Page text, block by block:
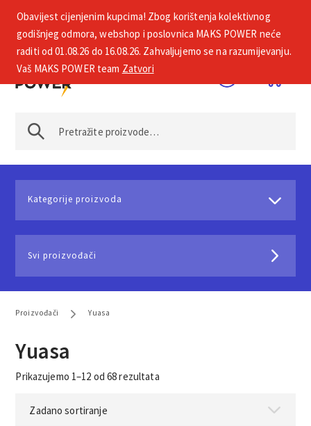
+385 1 2002 575
Kategorije proizvoda
Svi proizvođači
Proizvođači Yuasa
Yuasa
Prikazujemo 1–12 od 68 rezultata
Obavijest cijenjenim kupcima! Zbog korištenja kolektivnog
godišnjeg odmora, webshop i poslovnica MAKS POWER neće
raditi od 01.08.26 do 16.08.26. Zahvaljujemo se na razumijevanju.
Vaš MAKS POWER team Zatvori